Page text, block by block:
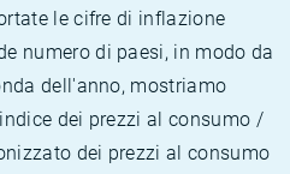
le cifre di inflazione
numero di paesi, in modo da
dell'anno, mostriamo
dei prezzi al consumo /
dei prezzi al consumo